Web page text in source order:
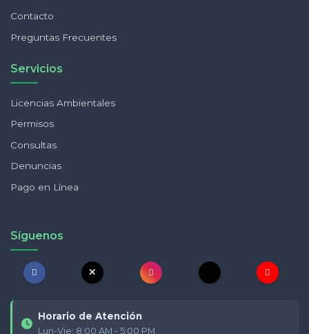
Contacto
Preguntas Frecuentes
Servicios
Licencias Ambientales
Permisos
Consultas
Denuncias
Pago en Línea
Síguenos
Horario de Atención
Lun-Vie: 8:00 AM - 5:00 PM